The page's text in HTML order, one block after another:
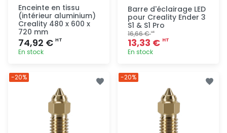
Enceinte en tissu
(intérieur aluminium)
Creality 480 x 600 x
720 mm
74,92 € HT
En stock
Barre d'éclairage LED
pour Creality Ender 3
S1 & S1 Pro
16,66 €HT
13,33 € HT
En stock
-20% -20%